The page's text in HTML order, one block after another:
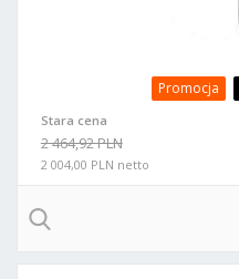
Promocja
Stara cena
2 464,92 PLN
2 004,00 PLN netto